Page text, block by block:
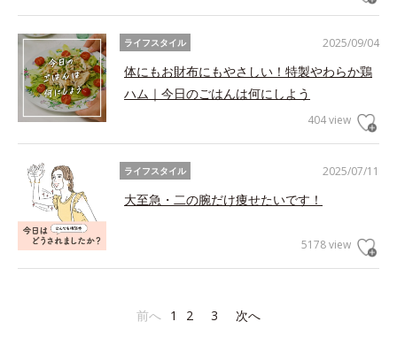
2025/09/04
ライフスタイル
体にもお財布にもやさしい！特製やわらか鶏
ハム｜今日のごはんは何にしよう
404 view
2025/07/11
ライフスタイル
大至急・二の腕だけ痩せたいです！
5178 view
前へ 1 2 3 次へ